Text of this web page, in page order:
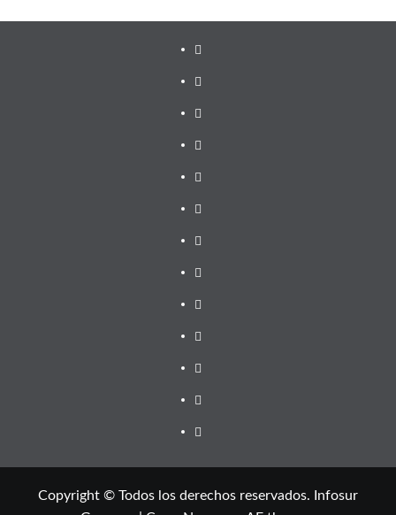
Copyright © Todos los derechos reservados. Infosur